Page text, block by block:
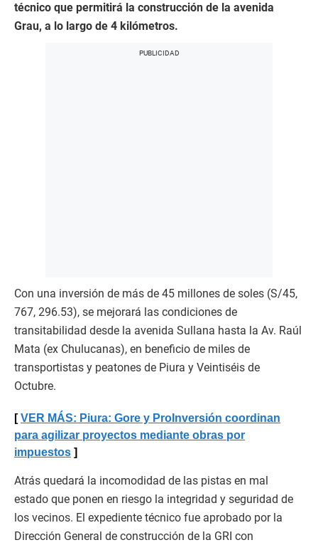
técnico que permitirá la construcción de la avenida
Grau, a lo largo de 4 kilómetros.
Con una inversión de más de 45 millones de soles (S/45,
767, 296.53), se mejorará las condiciones de
transitabilidad desde la avenida Sullana hasta la Av. Raúl
Mata (ex Chulucanas), en beneficio de miles de
transportistas y peatones de Piura y Veintiséis de
Octubre.
VER MÁS: Piura: Gore y ProInversión coordinan
para agilizar proyectos mediante obras por
impuestos
Atrás quedará la incomodidad de las pistas en mal
estado que ponen en riesgo la integridad y seguridad de
los vecinos. El expediente técnico fue aprobado por la
Dirección General de construcción de la GRI con